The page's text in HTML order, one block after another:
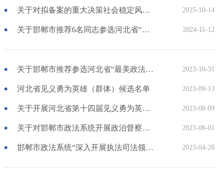
关于对拟备案的重大决策社会稳定风险评估第三方机构进行公示的公告 2025-10-14
关于邯郸市推荐6名同志参选河北省“最美政法干警”的公示 2024-11-12
关于邯郸市推荐参选河北省“最美政法干警（政法委员）”的公示 2023-10-31
河北省见义勇为英雄（群体）候选名单 2023-09-13
关于开展河北省第十四届见义勇为英雄 （群体）评选的公示 2023-08-09
关于对邯郸市政法系统开展政治督察工作的公告 2023-08-01
邯郸市政法系统“深入开展执法司法领域问题专项整治”公布举报电话 2023-04-28